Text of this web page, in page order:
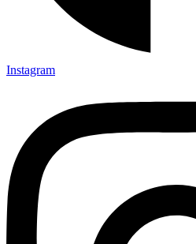
Instagram